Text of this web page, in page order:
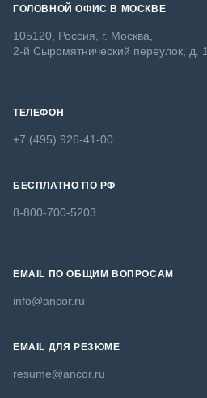
ГОЛОВНОЙ ОФИС В МОСКВЕ
105120, Россия, г. Москва,
2-й Сыромятнический переулок, д.
ТЕЛЕФОН
+7 (495) 926-41-00
БЕСПЛАТНО ПО РФ
8-800-700-5203
EMAIL ПО ОБЩИМ ВОПРОСАМ
info@ancor.ru
EMAIL ДЛЯ РЕЗЮМЕ
resume@ancor.ru